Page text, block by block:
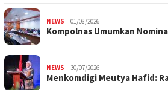
NEWS 01/08/2026
Kompolnas Umumkan
NEWS 30/07/2026
Menkomdigi Meutya Hafid: